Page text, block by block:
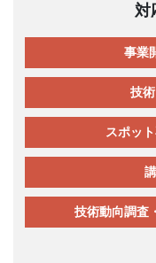
対
事業
技
スポッ
技術動向調査